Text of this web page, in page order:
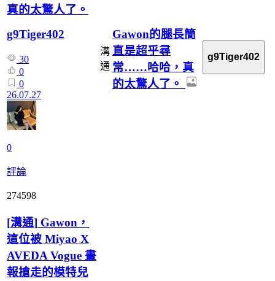
真的太驚人了。
g9Tiger402
30
0
0
26.07.27
0
評論
溝
通
Gawon的腿長簡
直是超乎尋
常……哈哈，真
的太驚人了。
g9Tiger402
274598
[溝通] Gawon，
這位被 Miyao X
AVEDA Vogue 畫
報搶走的模特兒